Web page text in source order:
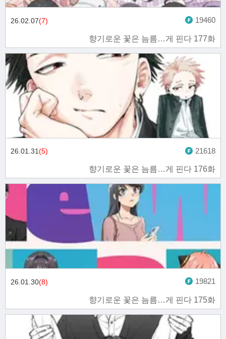
향기로운 꽃은 늠름…게 핀다 177화
26.02.07(7) 19460
향기로운 꽃은 늠름…게 핀다 176화
26.01.31(5) 21618
향기로운 꽃은 늠름…게 핀다 175화
26.01.30(8) 19821